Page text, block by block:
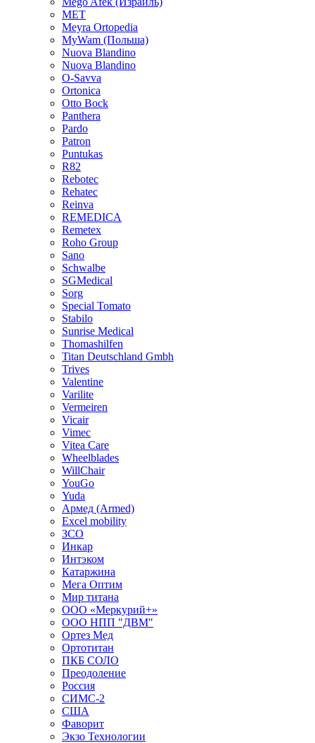
MET
Meyra Ortopedia
MyWam (Польша)
Nuova Blandino
Nuova Blandino
O-Savva
Ortonica
Otto Bock
Panthera
Pardo
Patron
Puntukas
R82
Rebotec
Rehatec
Reinva
REMEDICA
Remetex
Roho Group
Sano
Schwalbe
SGMedical
Sorg
Special Tomato
Stabilo
Sunrise Medical
Thomashilfen
Titan Deutschland Gmbh
Trives
Valentine
Varilite
Vermeiren
Vicair
Vimec
Vitea Care
Wheelblades
WillChair
YouGo
Yuda
Армед (Armed)
Еxcel mobility
ЗСО
Инкар
Интэком
Катаржина
Мега Оптим
Мир титана
ООО «Меркурий+»
ООО НПП "ДВМ"
Ортез Мед
Ортотитан
ПКБ СОЛО
Преодоление
Россия
СИМС-2
США
Фаворит
Экзо Технологии